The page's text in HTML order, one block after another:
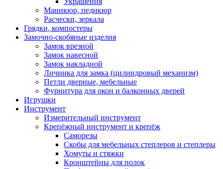
Маникюр, педикюр
Расчески, зеркала
Грядки, компостеры
Замочно-скобяные изделия
Замок врезной
Замок навесной
Замок накладной
Личинка для замка (цилиндровый механизм)
Петли дверные, мебельные
Фурнитура для окон и балконных дверей
Игрушки
Инструмент
Измерительный инструмент
Крепёжный инструмент и крепёж
Саморезы
Скобы для мебельных степлеров и степлеры
Хомуты и стяжки
Кронштейны для полок